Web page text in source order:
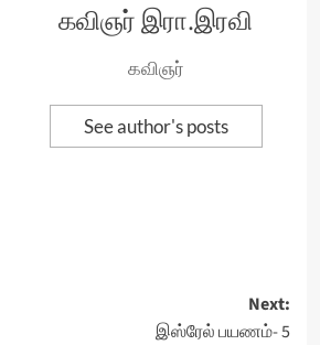
கவிஞர் இரா.இரவி
கவிஞர்
See author's posts
Next:
இஸ்ரேல் பயணம்- 5